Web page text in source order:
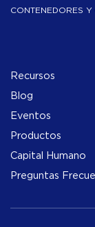
CONTENEDORES Y
Recursos
Blog
Eventos
Productos
Capital Humano
Preguntas